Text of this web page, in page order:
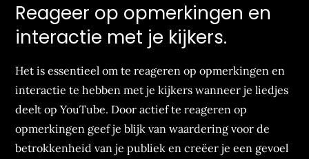
Reageer op opmerkingen en
interactie met je kijkers.
Het is essentieel om te reageren op opmerkingen en
interactie te hebben met je kijkers wanneer je liedjes
deelt op YouTube. Door actief te reageren op
opmerkingen geef je blijk van waardering voor de
betrokkenheid van je publiek en creëer je een gevoel